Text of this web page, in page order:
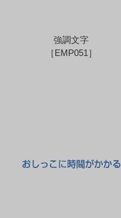
強調文字
［EMP051］